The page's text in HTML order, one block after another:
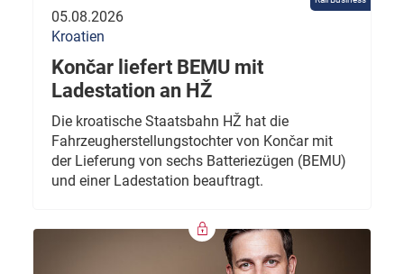
05.08.2026
Kroatien
Končar liefert BEMU mit
Ladestation an HŽ
Die kroatische Staatsbahn HŽ hat die
Fahrzeugherstellungstochter von Končar mit
der Lieferung von sechs Batteriezügen (BEMU)
und einer Ladestation beauftragt.